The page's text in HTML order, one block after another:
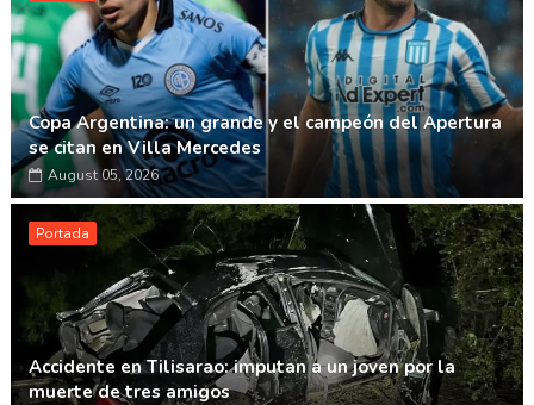
Copa Argentina: un grande y el campeón del Apertura
se citan en Villa Mercedes
August 05, 2026
Portada
Accidente en Tilisarao: imputan a un joven por la
muerte de tres amigos